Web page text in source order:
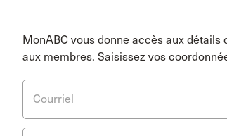
MonABC vous donne accès aux
aux membres. Saisissez vos
Courriel